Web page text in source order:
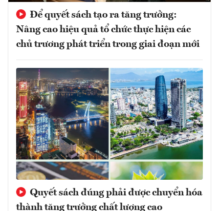
Để quyết sách tạo ra tăng trưởng:
Nâng cao hiệu quả tổ chức thực hiện các
chủ trương phát triển trong giai đoạn mới
Quyết sách đúng phải được chuyển hóa
thành tăng trưởng chất lượng cao